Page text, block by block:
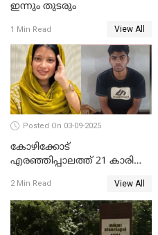
ഇന്നും തുടരും
1 Min Read View All
Posted On 03-09-2025
കോഴിക്കോട്
എരഞ്ഞിപ്പാലത്ത് 21 കാരി
കൂടുതൽ അന്വേഷണത്തിന്
പൊലീസ്
2 Min Read View All